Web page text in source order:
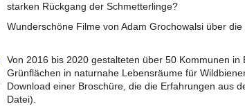
starken Rückgang der Schmetterlinge?
Wunderschöne Filme von Adam Grochowalsi über
Von 2016 bis 2020 gestalteten über 50 Kommunen
Grünflächen in naturnahe Lebensräume für
Download einer Broschüre, die die Erfahrungen aus
Datei).